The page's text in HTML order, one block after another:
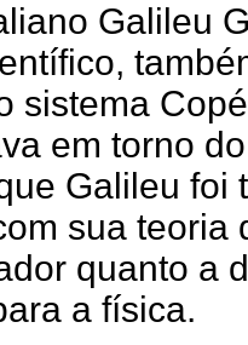
Galileu
sistema
em torno
Galileu foi
sua teoria
quanto a
a física.